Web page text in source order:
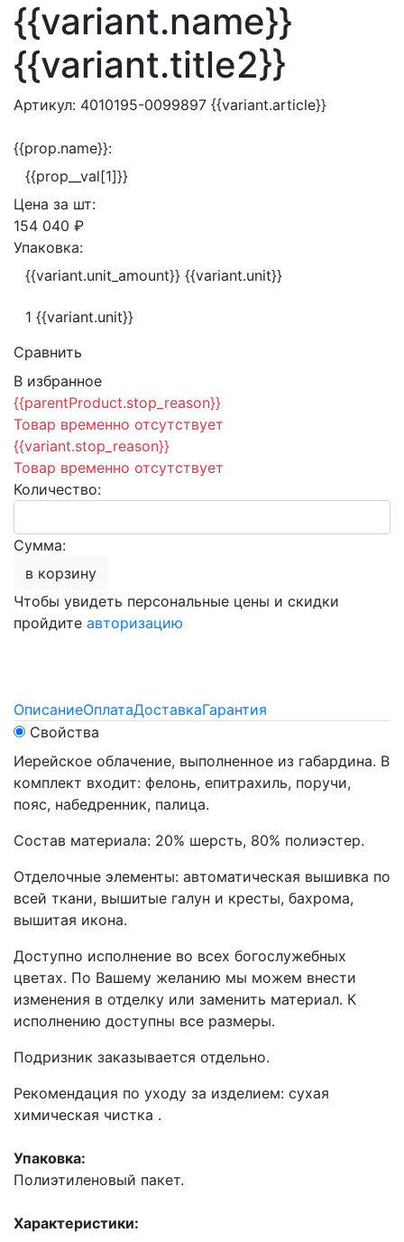
{{variant.name}}
{{variant.title2}}
Артикул: 4010195-0099897 {{variant.article}}
{{prop.name}}:
{{prop__val[1]}}
Цена за шт:
154 040 ₽
Упаковка:
{{variant.unit_amount}} {{variant.unit}}
1 {{variant.unit}}
Сравнить
В избранное
{{parentProduct.stop_reason}}
Товар временно отсутствует
{{variant.stop_reason}}
Товар временно отсутствует
Количество:
Сумма:
в корзину
Чтобы увидеть персональные цены и скидки
пройдите авторизацию
ОписаниеОплатаДоставкаГарантия
Свойства
Иерейское облачение, выполненное из габардина. В
комплект входит: фелонь, епитрахиль, поручи,
пояс, набедренник, палица.
Состав материала: 20% шерсть, 80% полиэстер.
Отделочные элементы: автоматическая вышивка по
всей ткани, вышитые галун и кресты, бахрома,
вышитая икона.
Доступно исполнение во всех богослужебных
цветах. По Вашему желанию мы можем внести
изменения в отделку или заменить материал. К
исполнению доступны все размеры.
Подризник заказывается отдельно.
Рекомендация по уходу за изделием: сухая
химическая чистка .
Упаковка:
Полиэтиленовый пакет.
Характеристики: